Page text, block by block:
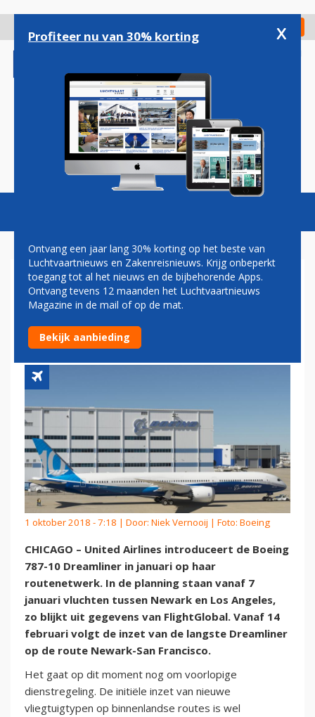
gaan
Check in
Magazine Podcasts Vacatures
UNITED AIRLINES MET
BOEING 787-10 EERST OP
BINNENLANDSE ROUTES
1 oktober 2018 - 7:18 | Door: Niek Vernooij | Foto: Boeing
CHICAGO – United Airlines introduceert de Boeing
787-10 Dreamliner in januari op haar
routenetwerk. In de planning staan vanaf 7
januari vluchten tussen Newark en Los Angeles,
zo blijkt uit gegevens van FlightGlobal. Vanaf 14
februari volgt de inzet van de langste Dreamliner
op de route Newark-San Francisco.
Het gaat op dit moment nog om voorlopige
dienstregeling. De initiële inzet van nieuwe
vliegtuigtypen op binnenlandse routes is wel
Profiteer nu van 30% korting x
Ontvang een jaar lang 30% korting op het beste van
Luchtvaartnieuws en Zakenreisnieuws. Krijg onbeperkt
toegang tot al het nieuws en de bijbehorende Apps.
Ontvang tevens 12 maanden het Luchtvaartnieuws
Magazine in de mail of op de mat.
Bekijk aanbieding